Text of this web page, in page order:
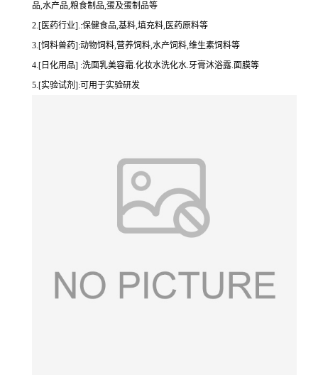
品,水产品,粮食制品,蛋及蛋制品等
2.[医药行业].:保健食品,基料,填充料,医药原料等
3.[饲料兽药]:动物饲料,营养饲料,水产饲料,维生素饲料等
4.[日化用品] :洗面乳美容霜.化妆水洗化水.牙膏沐浴露.面膜等
5.[实验试剂]:可用于实验研发